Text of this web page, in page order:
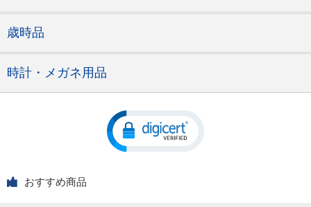
歳時品
時計・メガネ用品
おすすめ商品